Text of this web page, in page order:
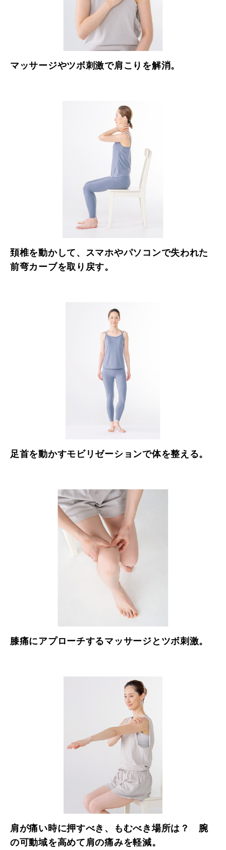
マッサージやツボ刺激で肩こりを解消。
頚椎を動かして、スマホやパソコンで失われた
前弯カーブを取り戻す。
足首を動かすモビリゼーションで体を整える。
膝痛にアプローチするマッサージとツボ刺激。
肩が痛い時に押すべき、もむべき場所は？ 腕
の可動域を高めて肩の痛みを軽減。